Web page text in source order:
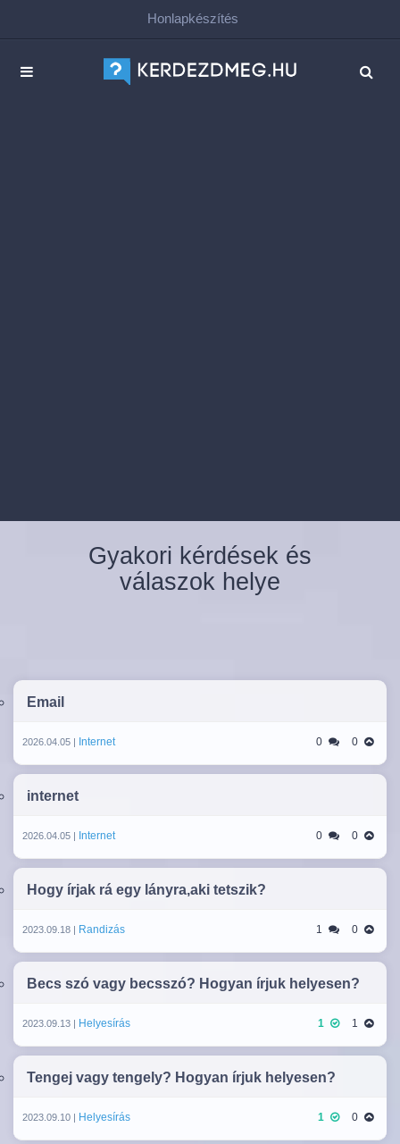
Honlapkészítés
Gyakori kérdések és
válaszok helye
Email
2026.04.05 | Internet 0 0
internet
2026.04.05 | Internet 0 0
Hogy írjak rá egy lányra,aki tetszik?
2023.09.18 | Randizás 1 0
Becs szó vagy becsszó? Hogyan írjuk helyesen?
2023.09.13 | Helyesírás 1 1
Tengej vagy tengely? Hogyan írjuk helyesen?
2023.09.10 | Helyesírás 1 0